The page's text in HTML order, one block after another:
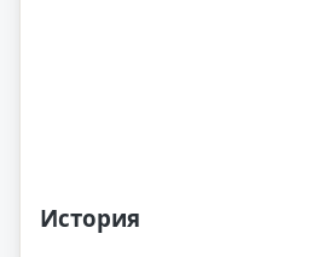
История